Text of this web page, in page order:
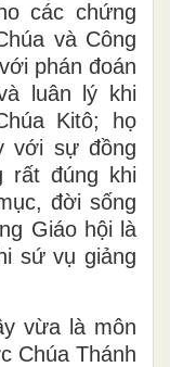
các chứng
và Công
phán đoán
luân lý khi
Kitô; họ
với sự đồng
rất đúng khi
đời sống
Giáo hội là
sứ vụ giảng
vừa là môn
Chúa Thánh